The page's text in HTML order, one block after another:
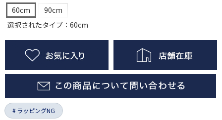
60cm
90cm
選択されたタイプ：60cm
ラッピングNG